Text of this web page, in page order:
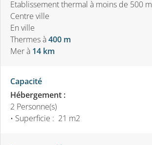
Etablissement thermal à moins de 500 m
Centre ville
En ville
Thermesà400 m
Merà 14 km
Capacité
Hébergement :
2 Personne(s)
• Superficie : 21 m2